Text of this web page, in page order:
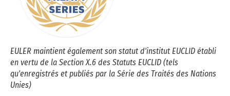
EULER maintient également son statut d'institut EUCLID établi
en vertu de la Section X.6 des Statuts EUCLID (tels
qu'enregistrés et publiés par la Série des Traités des Nations
Unies)